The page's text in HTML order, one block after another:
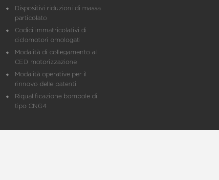
Dispositivi riduzioni di massa
particolato
Codici immatricolativi di
ciclomotori omologati
Modalità di collegamento al
CED motorizzazione
Modalità operative per il
rinnovo delle patenti
Riqualificazione bombole di
tipo CNG4